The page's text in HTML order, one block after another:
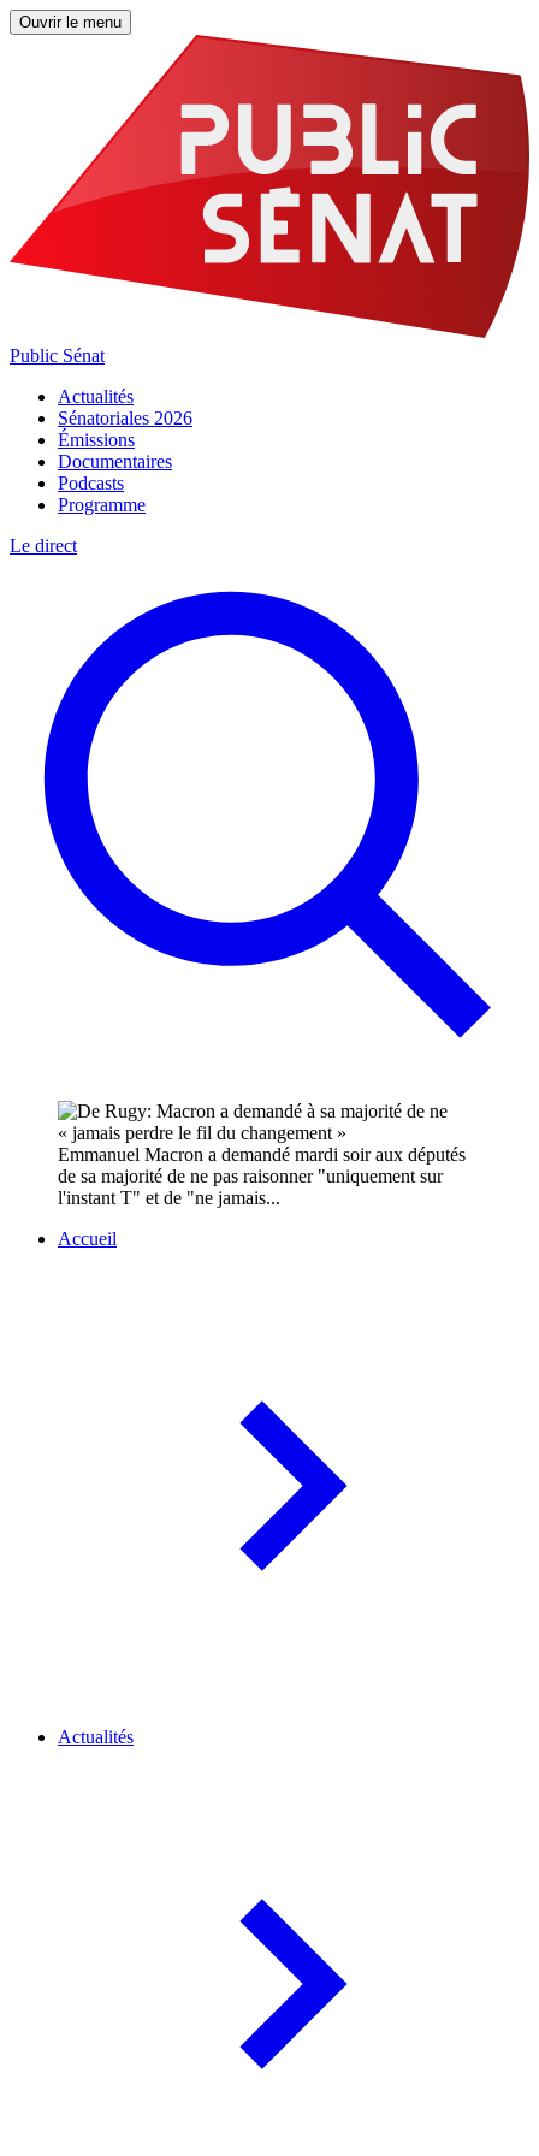
Ouvrir le menu
Public Sénat
Actualités
Sénatoriales 2026
Émissions
Documentaires
Podcasts
Programme
Le direct
Emmanuel Macron a demandé mardi soir aux députés
de sa majorité de ne pas raisonner "uniquement sur
l'instant T" et de "ne jamais...
Accueil
Actualités